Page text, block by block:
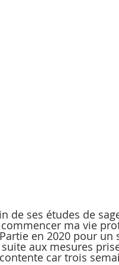
de ses études de
ma vie
en 2020 pour
aux mesures
car trois